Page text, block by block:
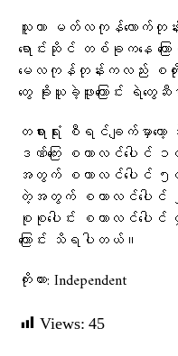
သူဟာ မတ်လကုန်လောက်တု
ရောင်းဆိုင် တစ်ခုကနေ ကြေ
မေလကုန်တုန်းကလည်း စတို
တွေ ခိုးယူခဲ့ဖူးကြောင်း ရဲ
တရားရုံး စီရင်ချက်မှာ
ဒဏ်ကြေး စတာလင်ပေ
အတွက် စတာလင်ပေါင် ၅
တဲ့အတွက် စတာလင်ပေါင်
စုစုပေါင်း စတာလင်ပေါ
ကြောင်း သိရပါတယ်။
ကိုးကား: Independent
Views: 45